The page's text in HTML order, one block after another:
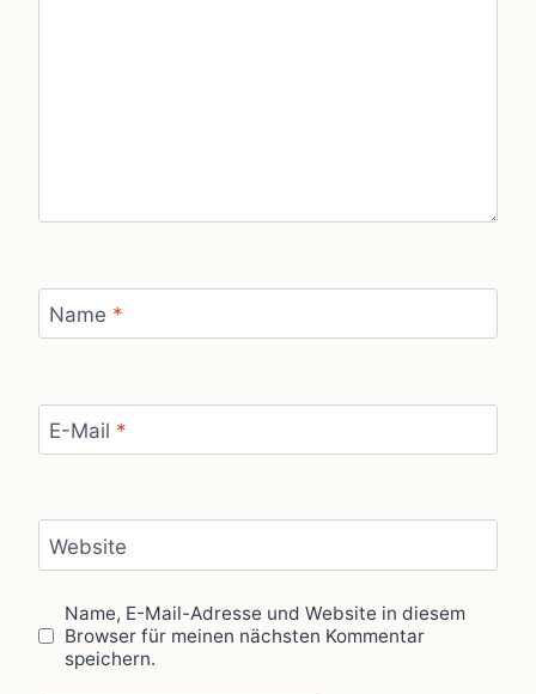
Name *
E-Mail *
Website
Name, E-Mail-Adresse und Website in diesem
Browser für meinen nächsten Kommentar
speichern.